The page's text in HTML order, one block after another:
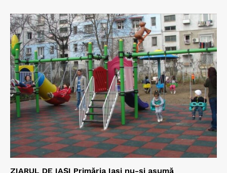
ZIARUL DE IAȘI Primăria Iași nu-și asumă